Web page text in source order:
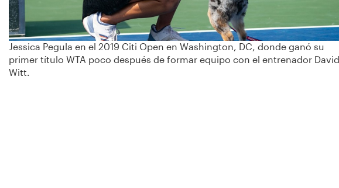
Jessica Pegula en el 2019 Citi Open en Washington, DC, donde ganó su
primer título WTA poco después de formar equipo con el entrenador David
Witt.